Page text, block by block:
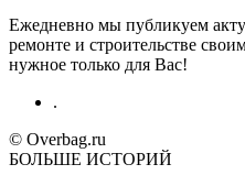
Ежедневно мы публикуем
ремонте и строительстве
нужное только для Вас!
.
© Overbag.ru
БОЛЬШЕ ИСТОРИЙ